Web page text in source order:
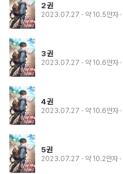
2권
2023.07.27 · 약 10.5만자
3권
2023.07.27 · 약 10.6만자
4권
2023.07.27 · 약 10.6만자
5권
2023.07.27 · 약 10.2만자